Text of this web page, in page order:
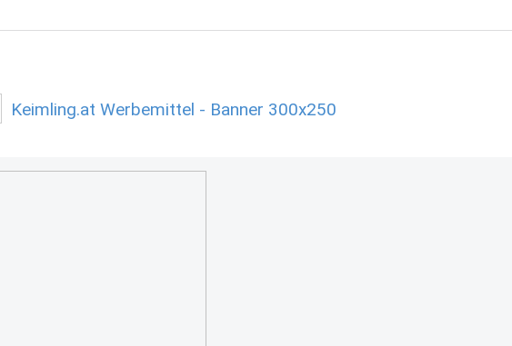
Keimling.at Werbemittel - Banner 300x250